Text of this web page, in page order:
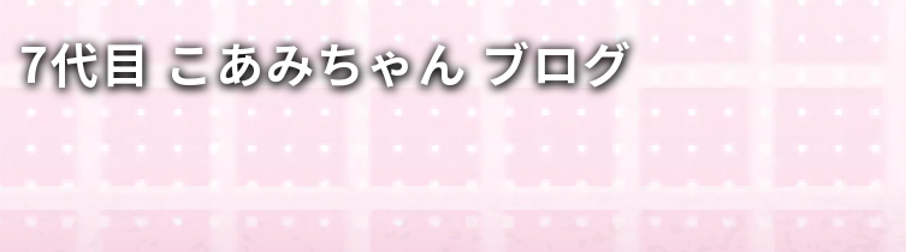
7代目 こあみちゃん ブログ